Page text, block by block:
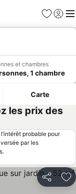
Favoris
Se
et chambres
1 chambre
Carte
les prix des
probable pour
par les
Partager